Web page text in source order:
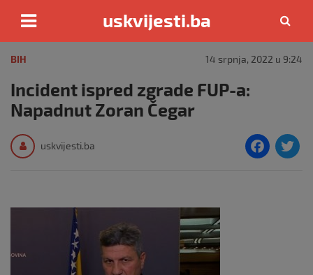
content
uskvijesti.ba
BIH 14 srpnja, 2022 u 9:24
Incident ispred zgrade FUP-a:
Napadnut Zoran Čegar
uskvijesti.ba
F